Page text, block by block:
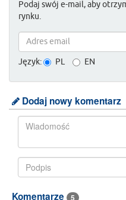
Podaj swój e-mail, aby
rynku.
Język: PL EN
Dodaj nowy komentarz
Komentarze